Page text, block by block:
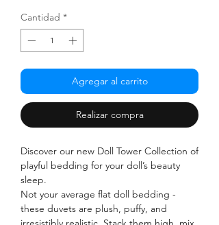
Cantidad *
Agregar al carrito
Realizar compra
Discover our new Doll Tower Collection of
playful bedding for your doll’s beauty
sleep.
Not your average flat doll bedding -
these duvets are plush, puffy, and